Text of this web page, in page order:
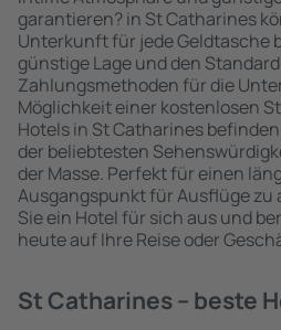
garantieren? in St Catharines
Unterkunft für jede Geldtasche
günstige Lage und den
Zahlungsmethoden für die
Möglichkeit einer kostenlosen
Hotels in St Catharines
der beliebtesten
der Masse. Perfekt für einen
Ausgangspunkt für Ausflüge zu
Sie ein Hotel für sich aus und
heute auf Ihre Reise oder
St Catharines – beste